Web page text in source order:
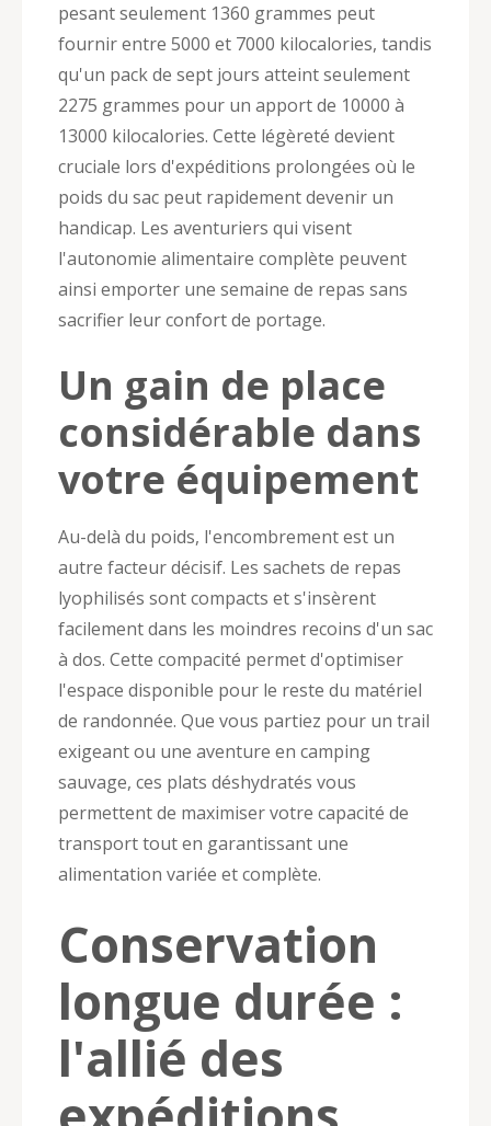
pesant seulement 1360 grammes peut
fournir entre 5000 et 7000 kilocalories, tandis
qu'un pack de sept jours atteint seulement
2275 grammes pour un apport de 10000 à
13000 kilocalories. Cette légèreté devient
cruciale lors d'expéditions prolongées où le
poids du sac peut rapidement devenir un
handicap. Les aventuriers qui visent
l'autonomie alimentaire complète peuvent
ainsi emporter une semaine de repas sans
sacrifier leur confort de portage.
Un gain de place
considérable dans
votre équipement
Au-delà du poids, l'encombrement est un
autre facteur décisif. Les sachets de repas
lyophilisés sont compacts et s'insèrent
facilement dans les moindres recoins d'un sac
à dos. Cette compacité permet d'optimiser
l'espace disponible pour le reste du matériel
de randonnée. Que vous partiez pour un trail
exigeant ou une aventure en camping
sauvage, ces plats déshydratés vous
permettent de maximiser votre capacité de
transport tout en garantissant une
alimentation variée et complète.
Conservation
longue durée :
l'allié des